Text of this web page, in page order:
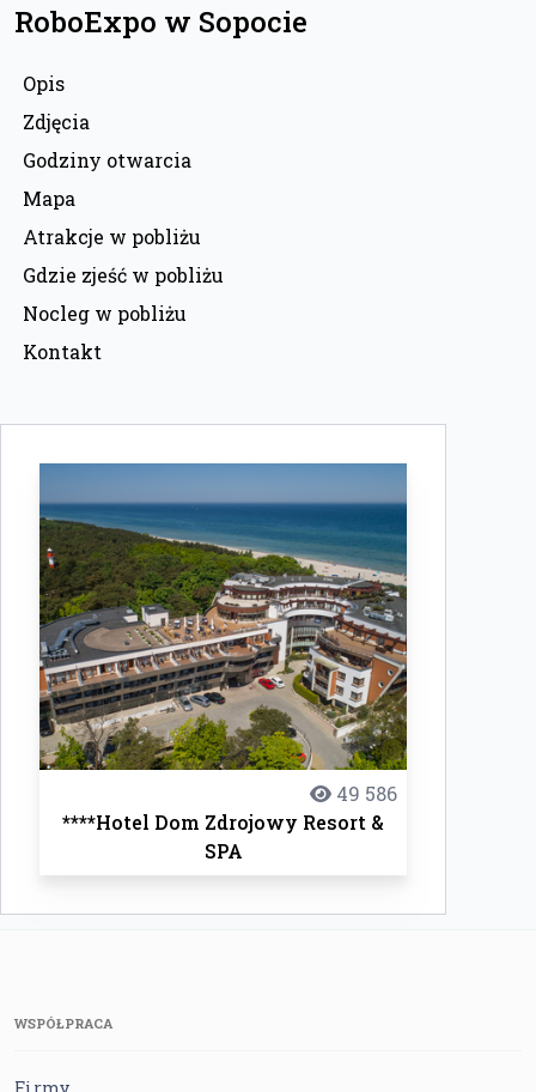
RoboExpo w Sopocie
Opis
Zdjęcia
Godziny otwarcia
Mapa
Atrakcje w pobliżu
Gdzie zjeść w pobliżu
Nocleg w pobliżu
Kontakt
49 586
****Hotel Dom Zdrojowy Resort &
SPA
WSPÓŁPRACA